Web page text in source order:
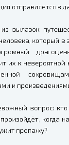
отправляется в
вылазок
который в
их к
и
вопрос:
когда
пропажу?